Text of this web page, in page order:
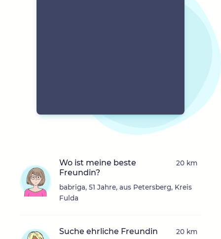
Wo ist meine beste
Freundin?
babriga, 51 Jahre, aus Petersberg, Kreis
Fulda
20 km
Suche ehrliche Freundin 20 km